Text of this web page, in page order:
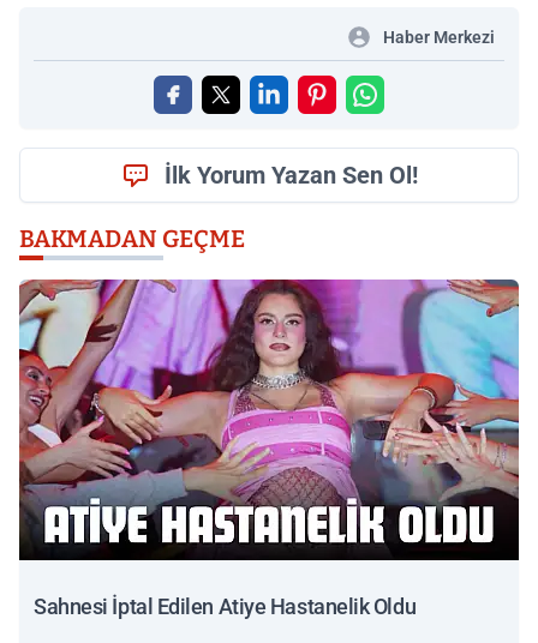
Haber Merkezi
İlk Yorum Yazan Sen Ol!
BAKMADAN GEÇME
Sahnesi İptal Edilen Atiye Hastanelik Oldu